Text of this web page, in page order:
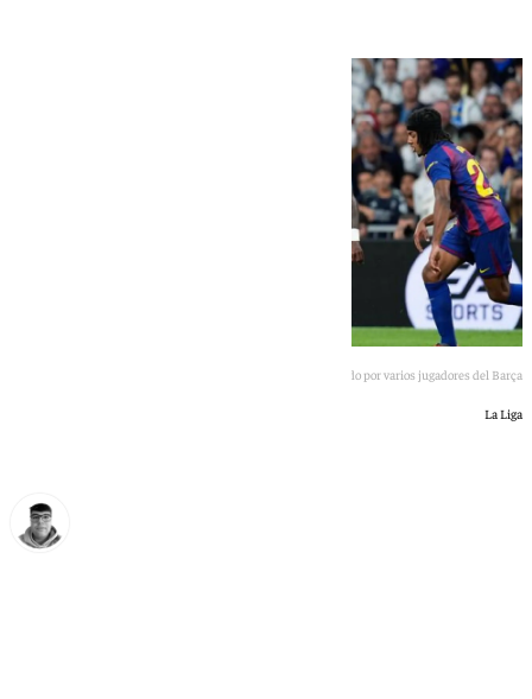
Vinicius rodeado por varios jugadores del Barça
La Liga